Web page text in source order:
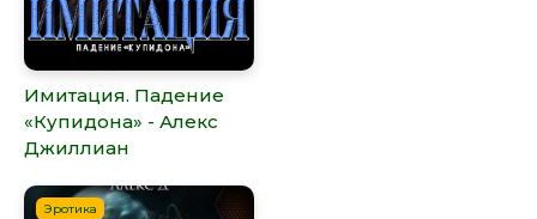
Имитация. Падение
«Купидона» - Алекс
Джиллиан
Эротика